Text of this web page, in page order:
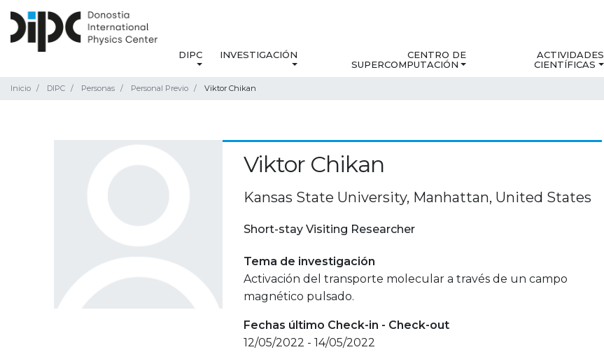
DIPC INVESTIGACIÓN
CENTRO DE
SUPERCOMPUTACIÓN
ACTIVIDADES
CIENTÍFICAS
Inicio DIPC Personas Personal Previo Viktor Chikan
Viktor Chikan
Kansas State University, Manhattan, United States
Short-stay Visiting Researcher
Tema de investigación
Activación del transporte molecular a través de un campo
magnético pulsado.
Fechas último Check-in - Check-out
12/05/2022 - 14/05/2022